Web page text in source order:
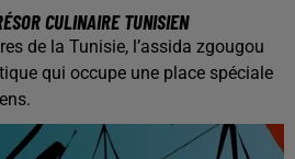
CULINAIRE TUNISIEN
de la Tunisie, l’assida zgougou
qui occupe une place spéciale